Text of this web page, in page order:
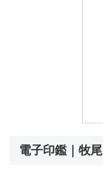
電子印鑑｜牧尾